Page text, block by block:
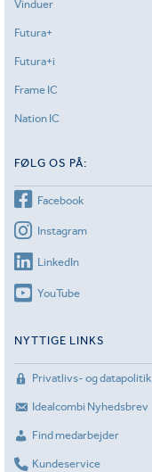
Vinduer
Futura+
Futura+i
Frame IC
Nation IC
FØLG OS PÅ:
Facebook
Instagram
LinkedIn
YouTube
NYTTIGE LINKS
Privatlivs- og datapolitik
Idealcombi Nyhedsbrev
Find medarbejder
Kundeservice